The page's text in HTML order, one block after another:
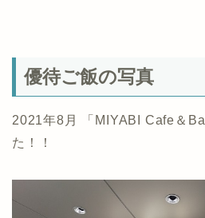
優待ご飯の写真
2021年8月 「MIYABI Cafe＆
た！！